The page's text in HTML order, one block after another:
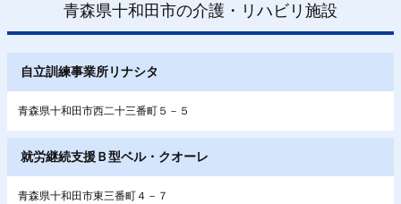
青森県十和田市の介護・リハビリ施設
自立訓練事業所リナシタ
青森県十和田市西二十三番町５－５
就労継続支援Ｂ型ベル・クオーレ
青森県十和田市東三番町４－７